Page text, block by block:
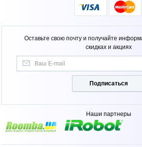
Оставьте свою почту и получайте
скидках и акциях
Подписаться
Наши партнеры